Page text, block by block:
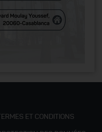
TERMES ET CONDITIONS